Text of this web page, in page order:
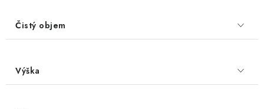
Čistý objem
Výška